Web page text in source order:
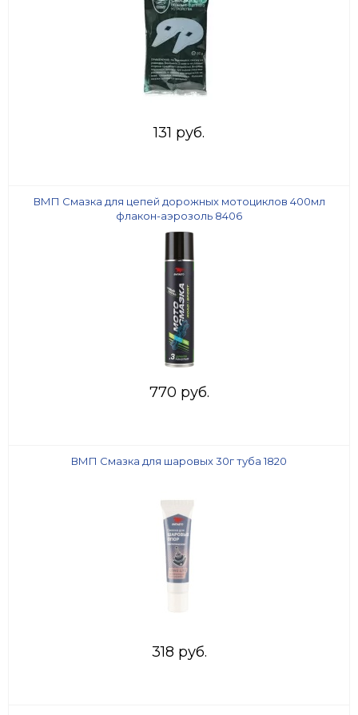
131 руб.
ВМП Смазка для цепей дорожных мотоциклов 400мл
флакон-аэрозоль 8406
770 руб.
ВМП Смазка для шаровых 30г туба 1820
318 руб.